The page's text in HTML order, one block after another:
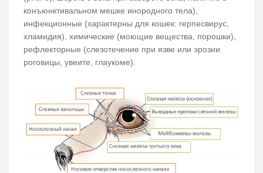
конъюнктивальном мешке инородного тела),
инфекционные (характерны для кошек: герпесвирус,
хламидия), химические (моющие вещества, порошки),
рефлекторные (слезотечение при язве или эрозии
роговицы, увеите, глаукоме).